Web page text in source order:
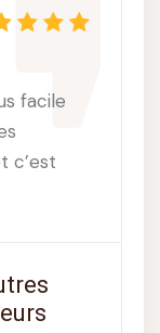
un
mieux
2018